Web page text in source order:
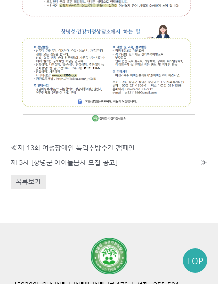
TOP
« 제 13회 여성장애인 폭력추방주간 캠페인
제 3차 [창녕군 아이돌봄사 모집 공고]
»
목록보기